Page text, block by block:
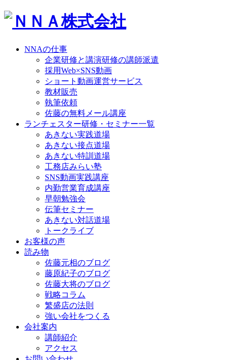
NNAの仕事
企業研修と講演研修の講師派遣
採用Web×SNS動画
ショート動画運営サービス
教材販売
執筆依頼
佐藤の無料メール講座
ランチェスター研修・セミナー一覧
あきない実践道場
あきない接点道場
あきない特訓道場
工務店みらい塾
SNS動画実践講座
内勤営業育成講座
早朝勉強会
伝筆セミナー
あきない対話道場
トークライブ
お客様の声
読み物
佐藤元相のブログ
藤原紀子のブログ
佐藤大将のブログ
戦略コラム
繁盛店の法則
強い会社をつくる
会社案内
講師紹介
アクセス